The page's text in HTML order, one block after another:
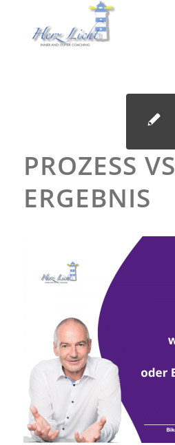
PROZESS VS
ERGEBNIS